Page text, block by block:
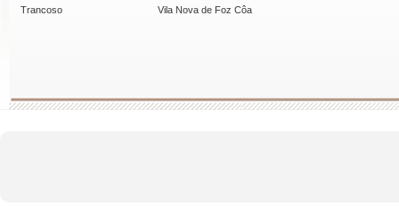
Trancoso
Vila Nova de Foz Côa